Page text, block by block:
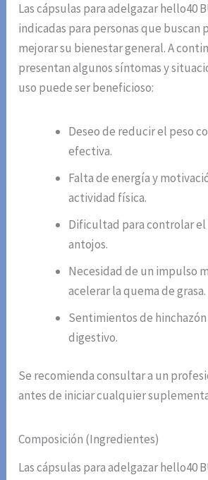
Las cápsulas para adelgazar hello40
indicadas para personas que buscan
mejorar su bienestar general. A
presentan algunos síntomas y
uso puede ser beneficioso:
Deseo de reducir el peso
efectiva.
Falta de energía y
actividad física.
Dificultad para controlar
antojos.
Necesidad de un impulso
acelerar la quema de grasa.
Sentimientos de
digestivo.
Se recomienda consultar a un
antes de iniciar cualquier
Composición (Ingredientes)
Las cápsulas para adelgazar hello40